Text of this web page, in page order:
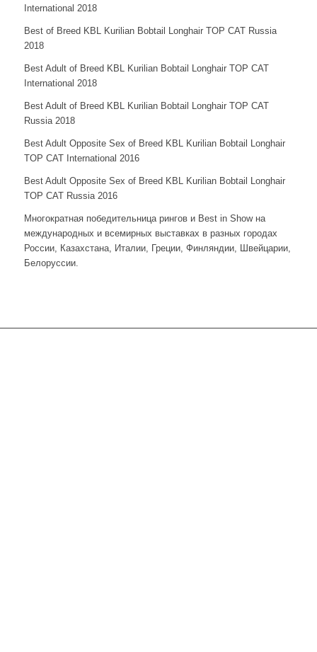
International 2018
Best of Breed KBL Kurilian Bobtail Longhair TOP CAT Russia
2018
Best Adult of Breed KBL Kurilian Bobtail Longhair TOP CAT
International 2018
Best Adult of Breed KBL Kurilian Bobtail Longhair TOP CAT
Russia 2018
Best Adult Opposite Sex of Breed KBL Kurilian Bobtail Longhair
TOP CAT International 2016
Best Adult Opposite Sex of Breed KBL Kurilian Bobtail Longhair
TOP CAT Russia 2016
Многократная победительница рингов и Best in Show на
международных и всемирных выставках в разных городах
России, Казахстана, Италии, Греции, Финляндии, Швейцарии,
Белоруссии.